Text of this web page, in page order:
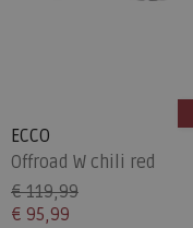
ECCO
Offroad W chili red
€ 119,99
€ 95,99